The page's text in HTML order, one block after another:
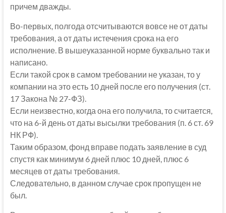
причем дважды.
Во-первых, полгода отсчитываются вовсе не от даты
требования, а от даты истечения срока на его
исполнение. В вышеуказанной норме буквально так и
написано.
Если такой срок в самом требовании не указан, то у
компании на это есть 10 дней после его получения (ст.
17 Закона № 27-ФЗ).
Если неизвестно, когда она его получила, то считается,
что на 6-й день от даты высылки требования (п. 6 ст. 69
НК РФ).
Таким образом, фонд вправе подать заявление в суд
спустя как минимум 6 дней плюс 10 дней, плюс 6
месяцев от даты требования.
Следовательно, в данном случае срок пропущен не
был.